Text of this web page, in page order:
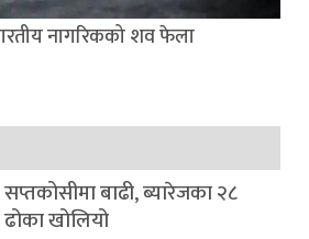
नागरिकको शव फेला
सप्तकोसीमा बाढी, ब्यारेजका २८
ढोका खोलियो